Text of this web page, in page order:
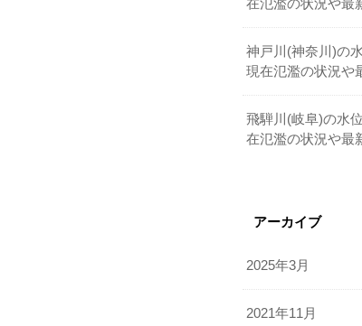
在氾濫の状況や最
神戸川(神奈川)の
現在氾濫の状況や
飛騨川(岐阜)の水
在氾濫の状況や最
アーカイブ
2025年3月
2021年11月